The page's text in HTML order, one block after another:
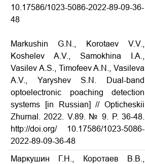
10.17586/1023-5086-2022-89-09-36-
48
Markushin G.N., Korotaev V.V.,
Koshelev A.V., Samokhina I.A.,
Vasilev A.S., Timofeev A.N., Vasileva
A.V., Yaryshev S.N. Dual-band
optoelectronic poaching detection
systems [in Russian] // Opticheskii
Zhurnal. 2022. V.89. № 9. P. 36-48.
http://doi.org/ 10.17586/1023-5086-
2022-89-09-36-48
Маркушин Г.Н., Коротаев В.В.,